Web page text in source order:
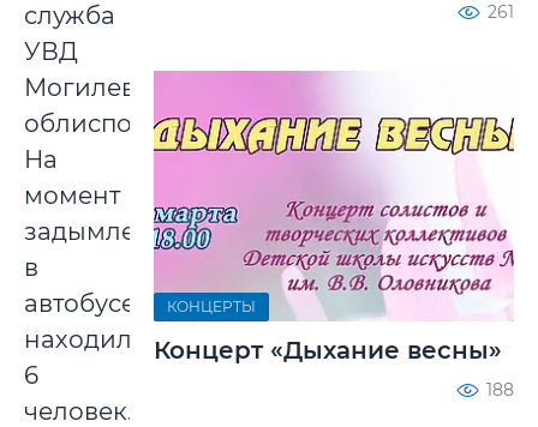
служба
УВД
Могилевского
облисполкома.
На
момент
задымления
в
автобусе
находились
6
человек.
261
КОНЦЕРТЫ
Концерт «Дыхание весны»
188